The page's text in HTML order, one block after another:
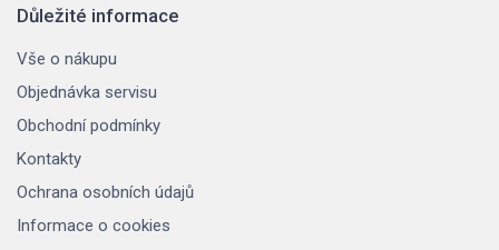
Důležité informace
Vše o nákupu
Objednávka servisu
Obchodní podmínky
Kontakty
Ochrana osobních údajů
Informace o cookies